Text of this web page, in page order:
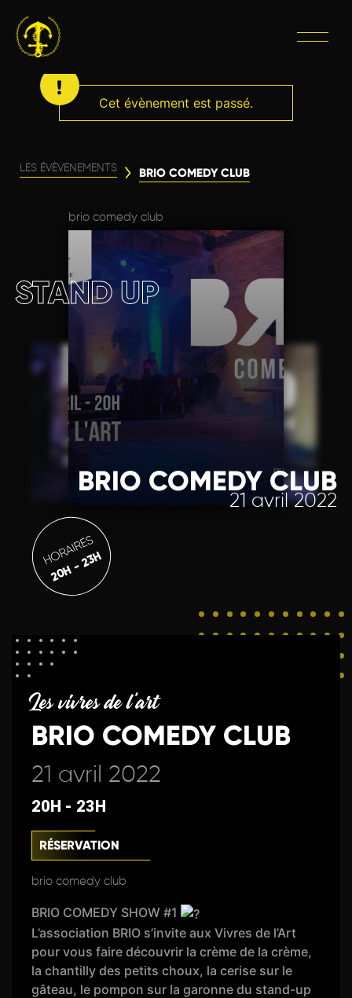
Cet évènement est passé.
LES ÉVÈVENEMENTS BRIO COMEDY CLUB
brio comedy club
BRIO COMEDY CLUB
21 avril 2022
STAND UP
HORAIRES
20H - 23H
Les vivres de l'art
BRIO COMEDY CLUB
21 avril 2022
20H - 23H
RÉSERVATION
brio comedy club
BRIO COMEDY SHOW #1
L’association BRIO s’invite aux Vivres de l’Art
pour vous faire découvrir la crème de la crème,
la chantilly des petits choux, la cerise sur le
gâteau, le pompon sur la garonne du stand-up